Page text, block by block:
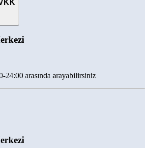
24:00 arasında arayabilirsiniz